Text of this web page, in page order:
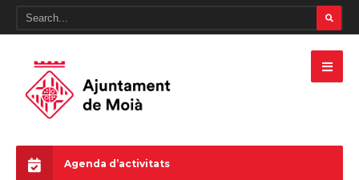
Agenda d’activitats